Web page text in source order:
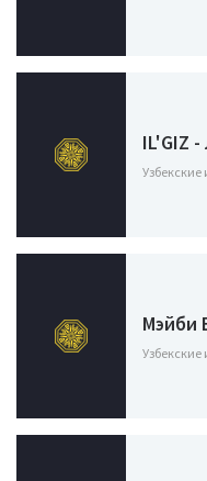
IL'GIZ
Узбекские
Мэйби
Узбекские